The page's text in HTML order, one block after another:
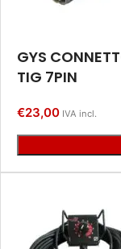
GYS
TIG 7PIN
€23,00 IVA incl.